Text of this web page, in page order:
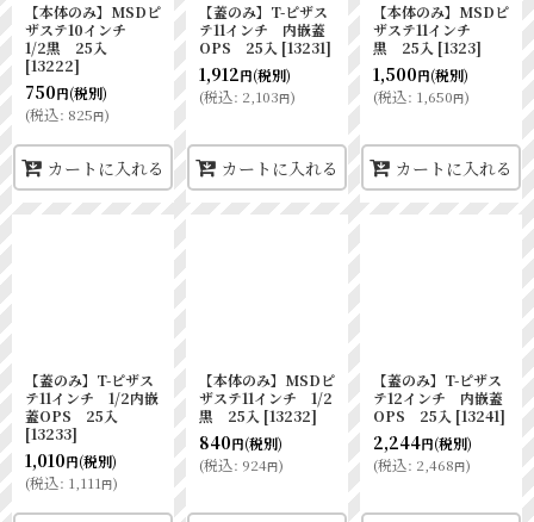
【本体のみ】MSDピ
ザステ10インチ
1/2黒 25入
[13222]
750円(税別)
(税込: 825円)
カートに入れる
【蓋のみ】T-ピザス
テ11インチ 内嵌蓋
OPS 25入 [13231]
1,912円(税別)
(税込: 2,103円)
カートに入れる
【本体のみ】MSDピ
ザステ11インチ
黒 25入 [1323]
1,500円(税別)
(税込: 1,650円)
カートに入れる
【蓋のみ】T-ピザス
テ11インチ 1/2内嵌
蓋OPS 25入
[13233]
1,010円(税別)
(税込: 1,111円)
【本体のみ】MSDピ
ザステ11インチ 1/2
黒 25入 [13232]
840円(税別)
(税込: 924円)
【蓋のみ】T-ピザス
テ12インチ 内嵌蓋
OPS 25入 [13241]
2,244円(税別)
(税込: 2,468円)